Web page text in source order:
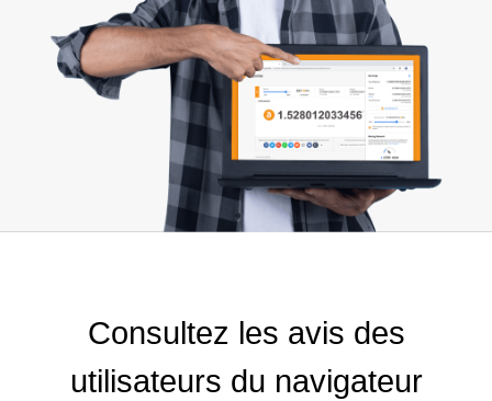
Consultez les avis des
utilisateurs du navigateur